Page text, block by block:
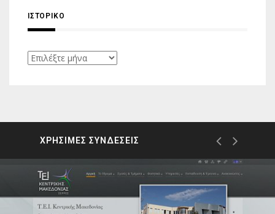
ΙΣΤΟΡΙΚΌ
Ιστορικό
ΧΡΗΣΙΜΕΣ ΣΥΝΔΕΣΕΙΣ